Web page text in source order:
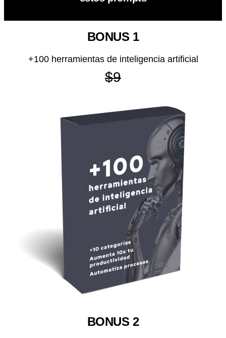
BONUS 1
+100 herramientas de inteligencia artificial
$9
BONUS 2